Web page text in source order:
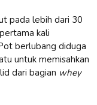
pada lebih dari 30
kali
berlubang diduga
untuk memisahkan
dari bagian whey